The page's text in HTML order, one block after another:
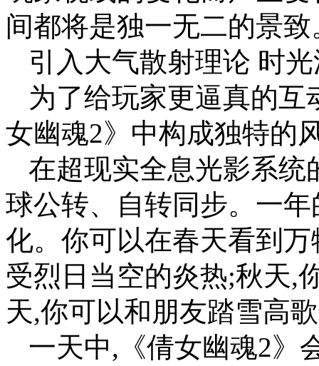
间都将是独一无二的景致
引入大气散射理论 时
为了给玩家更逼真的
女幽魂2》中构成独特的
在超现实全息光影系统
球公转、自转同步。一
化。你可以在春天看到
受烈日当空的炎热;秋天,
天,你可以和朋友踏雪高
一天中,《倩女幽魂2》